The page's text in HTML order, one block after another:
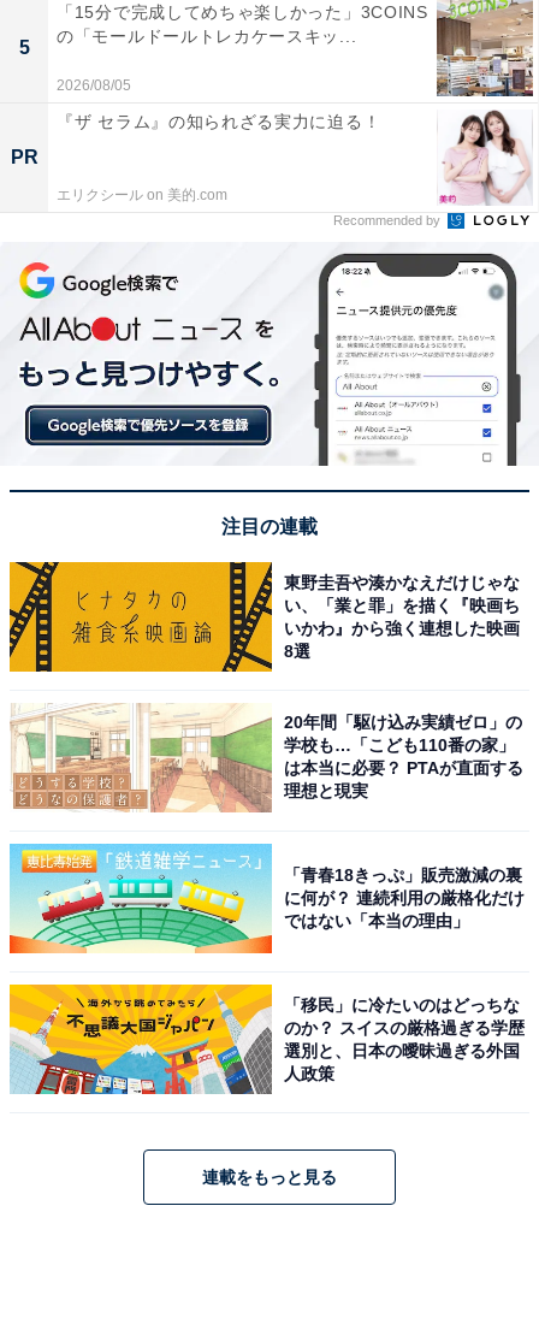
5
「15分で完成してめちゃ楽しかった」3COINS
の「モールドールトレカケースキッ...
2026/08/05
PR
『ザ セラム』の知られざる実力に迫る！
エリクシール on 美的.com
Recommended by
注目の連載
東野圭吾や湊かなえだけじゃな
い、「業と罪」を描く『映画ち
いかわ』から強く連想した映画
8選
20年間「駆け込み実績ゼロ」の
学校も…「こども110番の家」
は本当に必要？ PTAが直面する
理想と現実
「青春18きっぷ」販売激減の裏
に何が？ 連続利用の厳格化だけ
ではない「本当の理由」
「移民」に冷たいのはどっちな
のか？ スイスの厳格過ぎる学歴
選別と、日本の曖昧過ぎる外国
人政策
連載をもっと見る